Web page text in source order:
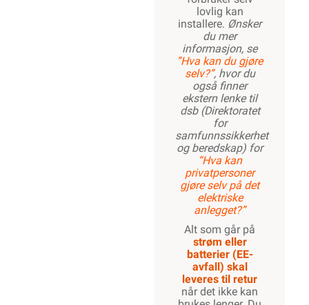
lovlig kan
installere. Ønsker
du mer
informasjon, se
”Hva kan du gjøre
selv?”, hvor du
også finner
ekstern lenke til
dsb (Direktoratet
for
samfunnssikkerhet
og beredskap) for
“Hva kan
privatpersoner
gjøre selv på det
elektriske
anlegget?”
Alt som går på
strøm eller
batterier (EE-
avfall) skal
leveres til retur
når det ikke kan